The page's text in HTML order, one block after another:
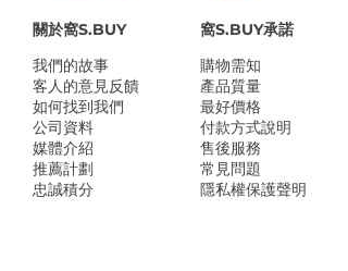
關於窩S.BUY
我們的故事
客人的意見反饋
如何找到我們
公司資料
媒體介紹
推薦計劃
忠誠積分
窩S.BUY承諾
​購物需知
產品質量
最好價格
付款方式說明
售後服務
常見問題
隱私權保護聲明